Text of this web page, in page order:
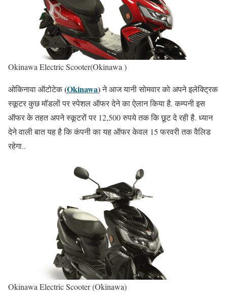
Okinawa Electric Scooter(Okinawa )
ओकिनावा ऑटोटेक(Okinawa)ने आज यानी सोमवार को अपने इलेक्ट्रिक
स्कूटर कुछ मॉडलों पर स्पेशल ऑफर देने का ऐलान किया है. कम्पनी इस
ऑफर के तहत अपने स्कूटरों पर 12,500 रुपये तक कि छूट दे रही है. ध्यान
देने वाली बात यह है कि कंपनी का यह ऑफर केवल 15 फरवरी तक वैलिड
रहेगा..
Okinawa Electric Scooter (Okinawa)